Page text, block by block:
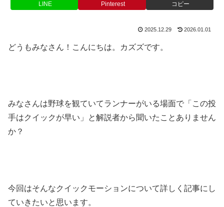
LINE Pinterest コピー
2025.12.29 2026.01.01
どうもみなさん！こんにちは。カズズです。
みなさんは野球を観ていてランナーがいる場面で「この投
手はクイックが早い」と解説者から聞いたことありません
か？
今回はそんなクイックモーションについて詳しく記事にし
ていきたいと思います。